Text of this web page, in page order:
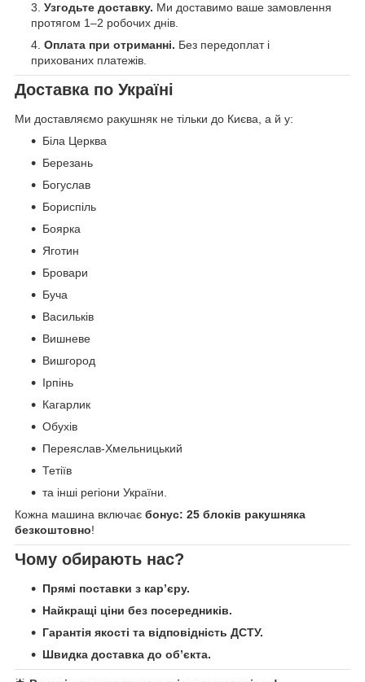
Узгодьте доставку. Ми доставимо ваше замовлення
протягом 1–2 робочих днів.
Оплата при отриманні. Без передоплат і
прихованих платежів.
Доставка по Україні
Ми доставляємо ракушняк не тільки до Києва, а й у:
Біла Церква
Березань
Богуслав
Бориспіль
Боярка
Яготин
Бровари
Буча
Васильків
Вишневе
Вишгород
Ірпінь
Кагарлик
Обухів
Переяслав-Хмельницький
Тетіїв
та інші регіони України.
Кожна машина включає бонус: 25 блоків ракушняка
безкоштовно!
Чому обирають нас?
Прямі поставки з кар’єру.
Найкращі ціни без посередників.
Гарантія якості та відповідність ДСТУ.
Швидка доставка до об’єкта.